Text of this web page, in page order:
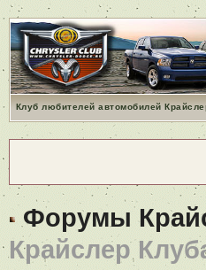
Клуб любителей автомобилей
Форумы
Крайслер